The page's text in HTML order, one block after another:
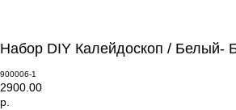
Набор DIY Калейдоскоп / Белый-
900006-1
2900.00
р.